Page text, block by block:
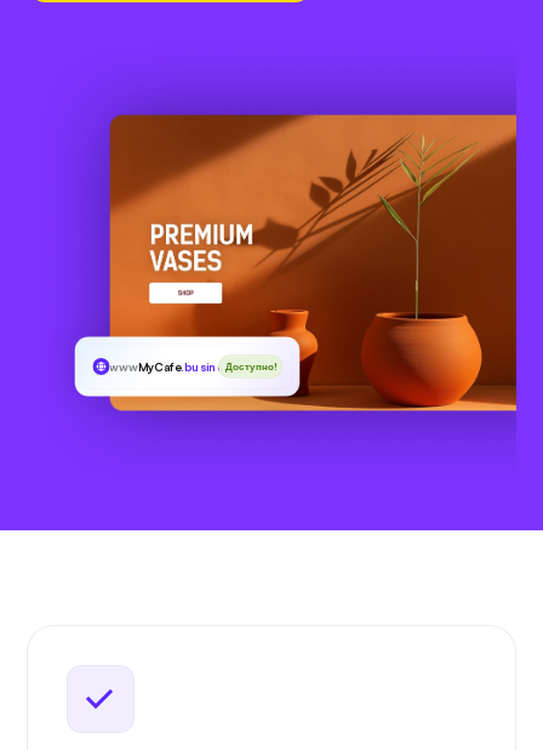
wwwMyCafe.businessДоступно!